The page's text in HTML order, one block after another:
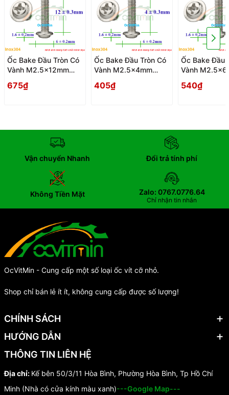
Ốc Bake Đầu Tròn Có
Vành M2.5x12mm
Dau Tron Co Vanh
675₫
Ốc Bake Đầu Tròn Có
Vành M2.5x4mm
Dau Tron Co Vanh
405₫
Ốc Bake Đầu
Vành
Dau Tron Co
540₫
Vận chuyển Nhanh Đổi trả tính phí
Không Tiền Mặt Zalo: 0767.0776.64
Chỉ nhận tin nhắn
OcVitMin - Cung cấp một số loại ốc vít cỡ nhỏ.
Shop chỉ bán lẻ ít ít, không cung cấp được số lượng!
CHÍNH SÁCH
HƯỚNG DẪN
THÔNG TIN LIÊN HỆ
Địa chỉ: Kế bên 50/3/11 Hòa Bình, Phường Hòa Bình, Tp Hồ Chí
Minh (Nhà có cửa kính màu xanh)---Google Map---